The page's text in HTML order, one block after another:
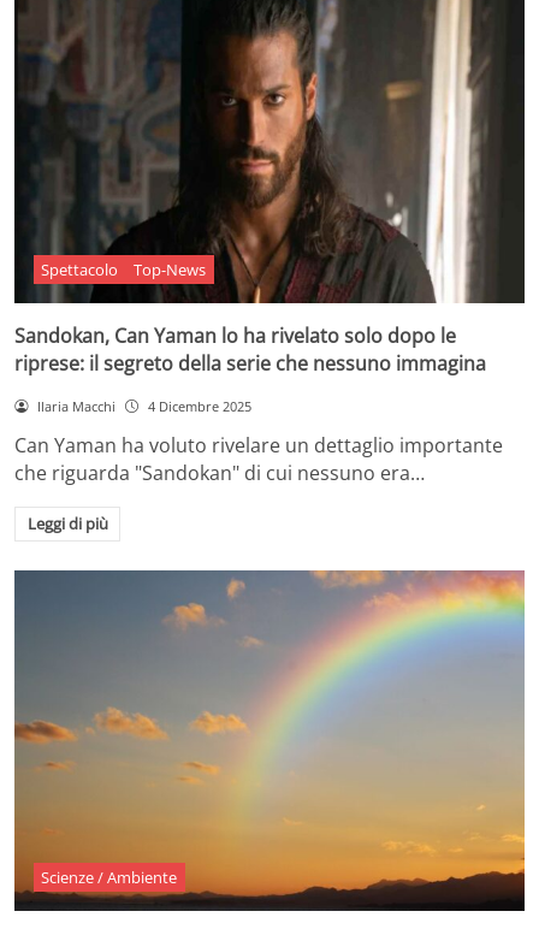
Spettacolo Top-News
Sandokan, Can Yaman lo ha rivelato solo dopo le
riprese: il segreto della serie che nessuno immagina
Ilaria Macchi 4 Dicembre 2025
Can Yaman ha voluto rivelare un dettaglio importante
che riguarda "Sandokan" di cui nessuno era…
Leggi di più
Scienze / Ambiente